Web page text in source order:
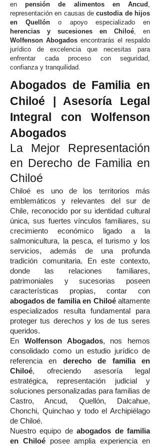
enpensión de alimentos en Ancud ,
representación en causas decustodia de hijos
en Quellón o apoyo especializado en
herencias y sucesiones en Chiloé, en
Wolfenson Abogados encontrarás el respaldo
jurídico de excelencia que necesitas para
enfrentar cada proceso con seguridad,
confianza y tranquilidad.
Abogados de Familia en
Chiloé | Asesoría Legal
Integral con Wolfenson
Abogados
La Mejor Representación
en Derecho de Familia en
Chiloé
Chiloé es uno de los territorios más
emblemáticos y relevantes del sur de
Chile, reconocido por su identidad cultural
única, sus fuertes vínculos familiares, su
crecimiento económico ligado a la
salmonicultura, la pesca, el turismo y los
servicios, además de una profunda
tradición comunitaria. En este contexto,
donde las relaciones familiares,
patrimoniales y sucesorias poseen
características propias, contar con
abogados de familia en Chiloéaltamente
especializados resulta fundamental para
proteger tus derechos y los de tus seres
queridos.
En Wolfenson Abogados, nos hemos
consolidado como un estudio jurídico de
referencia en derecho de familia en
Chiloé, ofreciendo asesoría legal
estratégica, representación judicial y
soluciones personalizadas para familias de
Castro, Ancud, Quellón, Dalcahue,
Chonchi, Quinchao y todo el Archipiélago
de Chiloé.
Nuestro equipo deabogados de familia
en Chiloéposee amplia experiencia en